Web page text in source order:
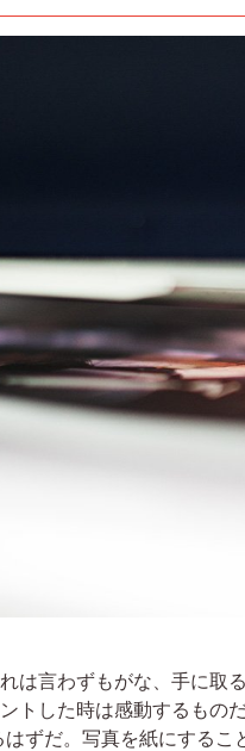
は言わずもがな、手に取
トした時は感動するもの
ずだ。写真を紙にするこ